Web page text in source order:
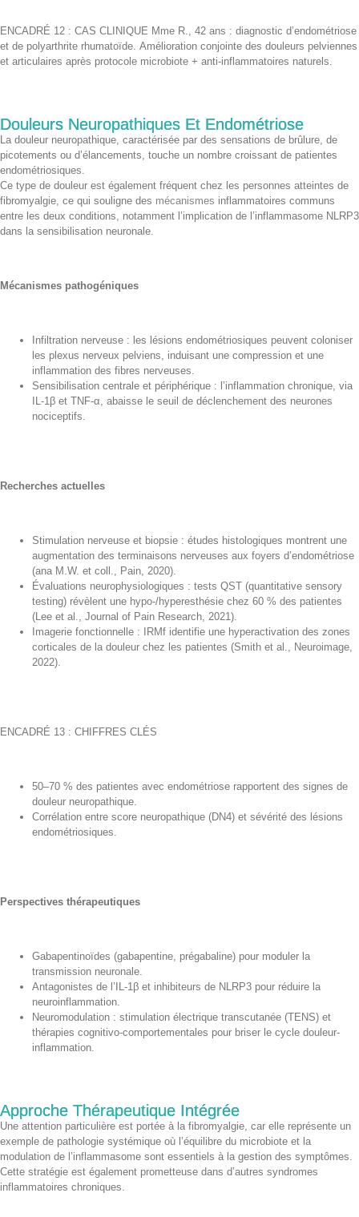
ENCADRÉ 12 : CAS CLINIQUE Mme R., 42 ans : diagnostic d’endométriose
et de polyarthrite rhumatoïde. Amélioration conjointe des douleurs pelviennes
et articulaires après protocole microbiote + anti-inflammatoires naturels.
Douleurs Neuropathiques Et Endométriose
La douleur neuropathique, caractérisée par des sensations de brûlure, de
picotements ou d’élancements, touche un nombre croissant de patientes
endométriosiques.
Ce type de douleur est également fréquent chez les personnes atteintes de
fibromyalgie, ce qui souligne des mécanismes inflammatoires communs
entre les deux conditions, notamment l’implication de l’inflammasome NLRP3
dans la sensibilisation neuronale.
Mécanismes pathogéniques
Infiltration nerveuse : les lésions endométriosiques peuvent coloniser
les plexus nerveux pelviens, induisant une compression et une
inflammation des fibres nerveuses.
Sensibilisation centrale et périphérique : l’inflammation chronique, via
IL-1β et TNF-α, abaisse le seuil de déclenchement des neurones
nociceptifs.
Recherches actuelles
Stimulation nerveuse et biopsie : études histologiques montrent une
augmentation des terminaisons nerveuses aux foyers d’endométriose
(ana M.W. et coll., Pain, 2020).
Évaluations neurophysiologiques : tests QST (quantitative sensory
testing) révèlent une hypo-/hyperesthésie chez 60 % des patientes
(Lee et al., Journal of Pain Research, 2021).
Imagerie fonctionnelle : IRMf identifie une hyperactivation des zones
corticales de la douleur chez les patientes (Smith et al., Neuroimage,
2022).
ENCADRÉ 13 : CHIFFRES CLÉS
50–70 % des patientes avec endométriose rapportent des signes de
douleur neuropathique.
Corrélation entre score neuropathique (DN4) et sévérité des lésions
endométriosiques.
Perspectives thérapeutiques
Gabapentinoïdes (gabapentine, prégabaline) pour moduler la
transmission neuronale.
Antagonistes de l’IL-1β et inhibiteurs de NLRP3 pour réduire la
neuroinflammation.
Neuromodulation : stimulation électrique transcutanée (TENS) et
thérapies cognitivo-comportementales pour briser le cycle douleur-
inflammation.
Approche Thérapeutique Intégrée
Une attention particulière est portée à la fibromyalgie, car elle représente un
exemple de pathologie systémique où l’équilibre du microbiote et la
modulation de l’inflammasome sont essentiels à la gestion des symptômes.
Cette stratégie est également prometteuse dans d’autres syndromes
inflammatoires chroniques.